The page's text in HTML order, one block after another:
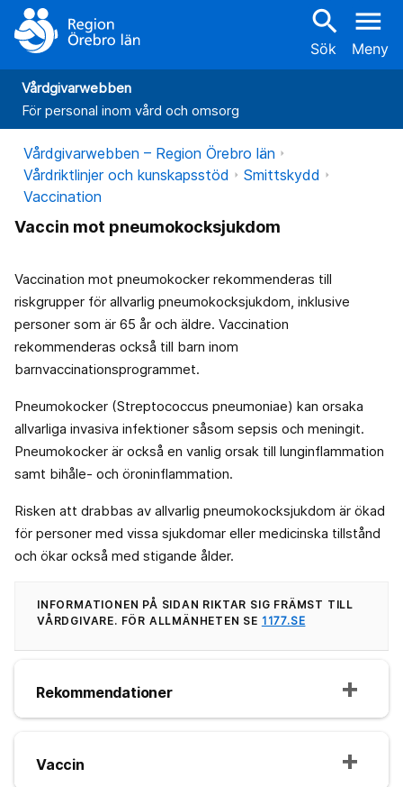
search
Sök
menu
Meny
Vårdgivarwebben
För personal inom vård och omsorg
Vårdgivarwebben – Region Örebro län
Vårdriktlinjer och kunskapsstöd
Smittskydd
Vaccination
Vaccin mot pneumokocksjukdom
Vaccination mot pneumokocker rekommenderas till
riskgrupper för allvarlig pneumokocksjukdom, inklusive
personer som är 65 år och äldre. Vaccination
rekommenderas också till barn inom
barnvaccinationsprogrammet.
Pneumokocker (Streptococcus pneumoniae) kan orsaka
allvarliga invasiva infektioner såsom sepsis och meningit.
Pneumokocker är också en vanlig orsak till lunginflammation
samt bihåle- och öroninflammation.
Risken att drabbas av allvarlig pneumokocksjukdom är ökad
för personer med vissa sjukdomar eller medicinska tillstånd
och ökar också med stigande ålder.
INFORMATIONEN PÅ SIDAN RIKTAR SIG FRÄMST TILL
VÅRDGIVARE. FÖR ALLMÄNHETEN SE 1177.SE
Rekommendationer
Vaccin